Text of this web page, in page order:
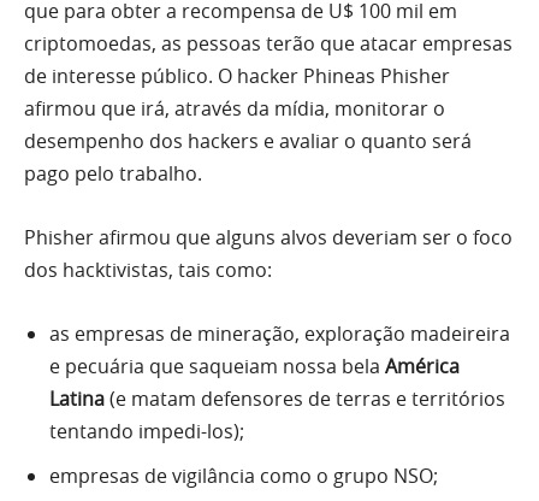
que para obter a recompensa de U$ 100 mil em
criptomoedas, as pessoas terão que atacar empresas
de interesse público. O hacker Phineas Phisher
afirmou que irá, através da mídia, monitorar o
desempenho dos hackers e avaliar o quanto será
pago pelo trabalho.
Phisher afirmou que alguns alvos deveriam ser o foco
dos hacktivistas, tais como:
as empresas de mineração, exploração madeireira
e pecuária que saqueiam nossa bela América
Latina(e matam defensores de terras e territórios
tentando impedi-los);
empresas de vigilância como o grupo NSO;